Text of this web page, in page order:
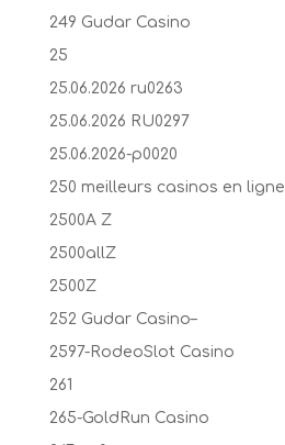
249 Gudar Casino
25
25.06.2026 ru0263
25.06.2026 RU0297
25.06.2026-p0020
250 meilleurs casinos en ligne
2500A Z
2500allZ
2500Z
252 Gudar Casino–
2597-RodeoSlot Casino
261
265-GoldRun Casino